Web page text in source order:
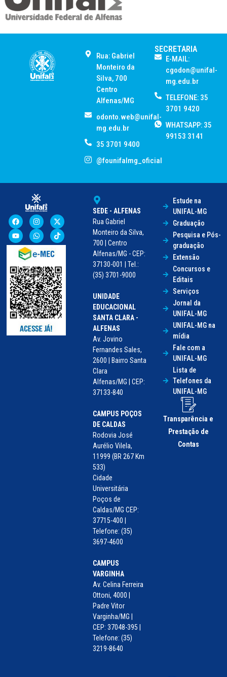
Rua: Gabriel
Monteiro da
Silva, 700
Centro
Alfenas/MG
odonto.web@unifal-
mg.edu.br
35 3701 9400
@founifalmg_oficial
SECRETARIA
E-MAIL:
cgodon@unifal-
mg.edu.br
TELEFONE: 35
3701 9420
WHATSAPP: 35
99153 3141
SEDE - ALFENAS
Rua Gabriel
Monteiro da Silva,
700 | Centro
Alfenas/MG - CEP:
37130-001 | Tel.:
(35) 3701-9000
UNIDADE
EDUCACIONAL
SANTA CLARA -
ALFENAS
Av. Jovino
Fernandes Sales,
2600 | Bairro Santa
Clara
Alfenas/MG | CEP:
37133-840
CAMPUS POÇOS
DE CALDAS
Rodovia José
Aurélio Vilela,
11999 (BR 267 Km
533)
Cidade
Universitária
Poços de
Caldas/MG CEP:
37715-400 |
Telefone: (35)
3697-4600
CAMPUS
VARGINHA
Av. Celina Ferreira
Ottoni, 4000 |
Padre Vitor
Varginha/MG |
CEP: 37048-395 |
Telefone: (35)
3219-8640
Estude na
UNIFAL-MG
Graduação
Pesquisa e Pós-
graduação
Extensão
Concursos e
Editais
Serviços
Jornal da
UNIFAL-MG
UNIFAL-MG na
mídia
Fale com a
UNIFAL-MG
Lista de
Telefones da
UNIFAL-MG
Transparência e
Prestação de
Contas